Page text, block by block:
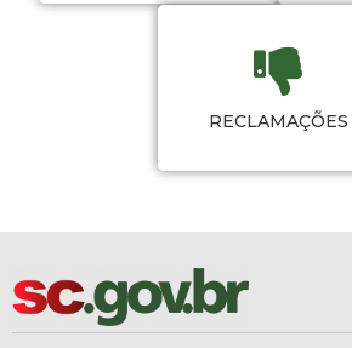
RECLAMAÇÕES